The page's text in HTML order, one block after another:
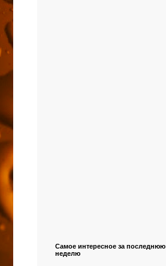
Самое интересное за последнюю
неделю